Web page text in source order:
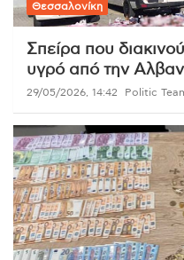
Θεσσαλονίκη
Σπείρα που
υγρό από την
29/05/2026, 14:42 Politic